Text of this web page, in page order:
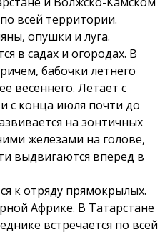
всей территории.
опушки и луга.
в садах и огородах. В
бабочки летнего
весеннего. Летает с
с конца июля почти до
на зонтичных
железами на голове,
выдвигаются вперед в
к отряду прямокрылых.
Африке. В Татарстане
встречается по всей